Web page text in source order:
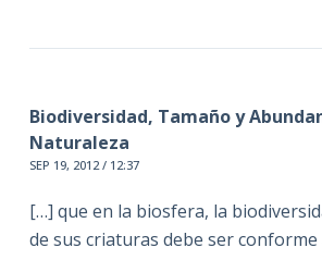
Biodiversidad, Tamaño y
Naturaleza
SEP 19, 2012 / 12:37
[…] que en la biosfera, la
de sus criaturas debe ser